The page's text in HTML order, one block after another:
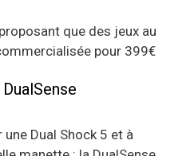
que des jeux au
pour 399€
une Dual Shock 5 et à